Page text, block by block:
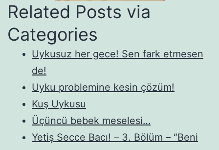
Related Posts via
Categories
Uykusuz her gece! Sen fark etmesen
de!
Uyku problemine kesin çözüm!
Kuş Uykusu
Üçüncü bebek meselesi…
Yetiş Secce Bacı! – 3. Bölüm – “Beni